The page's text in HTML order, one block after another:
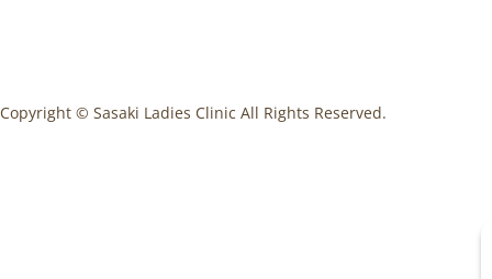
Copyright © Sasaki Ladies Clinic All Rights Reserved.